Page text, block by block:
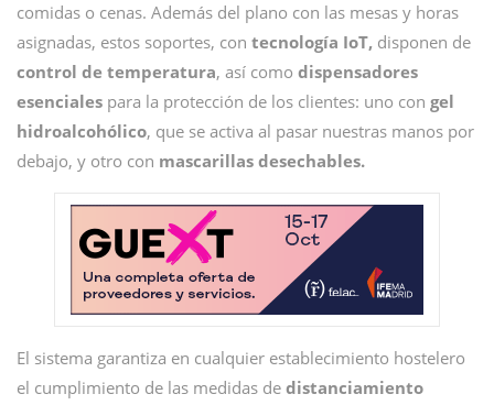
comidas o cenas. Además del plano con las mesas y horas
asignadas, estos soportes, con tecnología IoT, disponen de
control de temperatura, así como dispensadores
esenciales para la protección de los clientes: uno con gel
hidroalcohólico, que se activa al pasar nuestras manos por
debajo, y otro con mascarillas desechables.
El sistema garantiza en cualquier establecimiento hostelero
el cumplimiento de las medidas de distanciamiento